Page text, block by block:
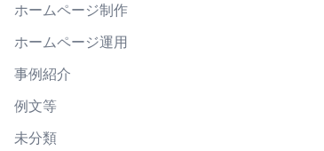
ホームページ制作
ホームページ運用
事例紹介
例文等
未分類